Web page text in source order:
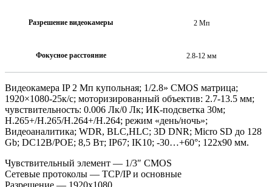
Разрешение видеокамеры 2 Мп
Фокусное расстояние 2.8-12 мм
Видеокамера IP 2 Мп купольная; 1/2.8» CMOS матрица;
1920×1080-25к/с; моторизированный объектив: 2.7-13.5 мм;
чувствительность: 0.006 Лк/0 Лк; ИК-подсветка 30м;
H.265+/H.265/H.264+/H.264; режим «день/ночь»;
Видеоаналитика; WDR, BLC,HLC; 3D DNR; Micro SD до 128
Gb; DC12В/POE; 8,5 Вт; IP67; IK10; -30…+60°; 122х90 мм.
Чувствительный элемент — 1/3″ CMOS
Сетевые протоколы — TCP/IP и основные
Разрешение — 1920х1080